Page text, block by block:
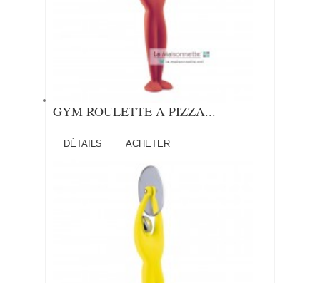
GYM ROULETTE A PIZZA...
DÉTAILS ACHETER